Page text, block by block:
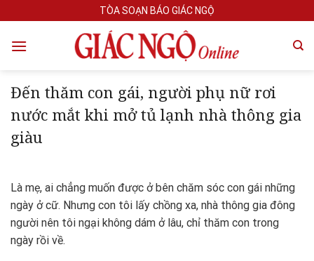
to
content
TÒA SOẠN BÁO GIÁC NGỘ
Đến thăm con gái, người phụ nữ rơi
nước mắt khi mở tủ lạnh nhà thông gia
giàu
Là mẹ, ai chẳng muốn được ở bên chăm sóc con gái những
ngày ở cữ. Nhưng con tôi lấy chồng xa, nhà thông gia đông
người nên tôi ngại không dám ở lâu, chỉ thăm con trong
ngày rồi về.